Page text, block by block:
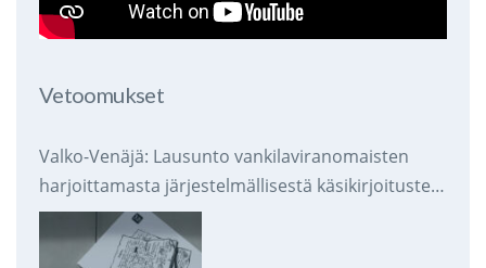
Vetoomukset
Valko-Venäjä: Lausunto vankilaviranomaisten
harjoittamasta järjestelmällisestä käsikirjoitusten
takavarikoinnista ja tuhoamisesta